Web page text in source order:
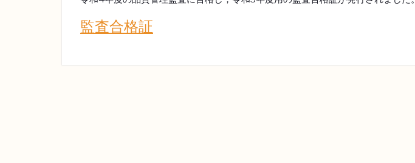
監査合格証